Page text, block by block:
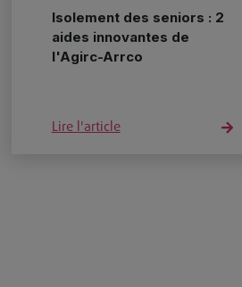
Isolement des seniors : 2
aides innovantes de
l'Agirc-Arrco
Lire l'article